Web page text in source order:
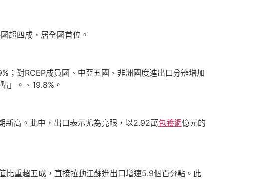
超四成，居全國首位。
；對RCEP成員國、中亞五國、非洲國度進出口分辨增加
」。、19.8%。
新高。此中，出口表示尤為亮眼，以2.92萬包養網億元的
比重超五成，直接拉動江蘇進出口增速5.9個百分點。此